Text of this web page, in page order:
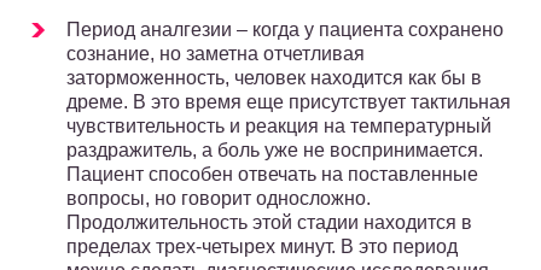
Период аналгезии – когда у пациента сохранено
сознание, но заметна отчетливая
заторможенность, человек находится как бы в
дреме. В это время еще присутствует тактильная
чувствительность и реакция на температурный
раздражитель, а боль уже не воспринимается.
Пациент способен отвечать на поставленные
вопросы, но говорит односложно.
Продолжительность этой стадии находится в
пределах трех-четырех минут. В это период